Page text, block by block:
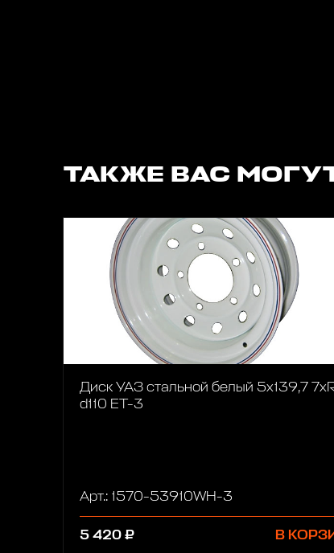
ТАКЖЕ ВАС
Диск УАЗ стальной белый 5x139,7
d110 ET-3
Арт.: 1570-53910WH-3
5 420 ₽ В